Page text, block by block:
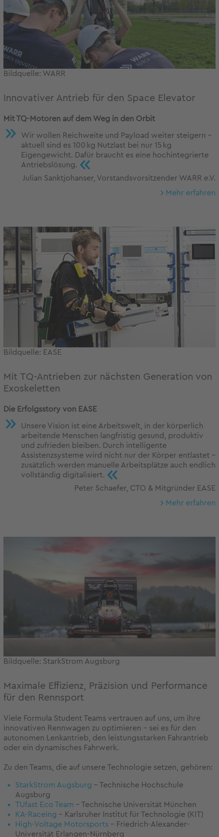
Bildquelle: WARR
Innovativer Antrieb für den Space Elevator
Mit TQ-Motoren auf dem Weg in den Orbit
Wir wollen Reichweite und Payload weiter steigern –
aktuell sind es 100 kg Nutzlast bei nur 15 kg
Eigengewicht. Dafür braucht es eine hochintegrierte
Antriebslösung. «
Julian Sanktjohanser, Vorstandsvorsitzender WARR e.V.
Mehr erfahren
Bildquelle: EASE
Mit TQ-Antrieben zur nächsten Generation von
Exoskeletten
Die Erfolgsstory von EASE
Unsere Vision ist eine Arbeitswelt, in der körperlich
arbeitende Menschen langfristig gesund, produktiv
und zufrieden bleiben. Durch intelligente
Assistenzsysteme wird nicht nur der Körper entlastet -
zusätzlich werden manuelle Arbeitsplätze auch endlich
vollständig digitalisiert. «
Peter Schaefer, CTO & Mitgründer EASE
Mehr erfahren
Bildquelle: StarkStrom Augsburg
Maximale Effizienz, Präzision und Performance
für den Rennsport
Viele Formula Student Teams vertrauen auf uns, um ihre
innovativen Rennwagen zu optimieren – sei es für den
autonomen Lenkantrieb, den leistungsstarken Fahrantrieb
oder ein dynamisches Fahrwerk.
Zu den Teams, die auf unsere Technologie setzen, gehören:
StarkStrom Augsburg – Technische Hochschule
Augsburg
TUfast Eco Team – Technische Universität München
KA-Raceing – Karlsruher Institut für Technologie (KIT)
High-Voltage Motorsports – Friedrich-Alexander-
Universität Erlangen-Nürnberg